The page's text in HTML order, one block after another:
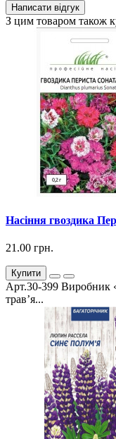
Написати відгук
З цим товаром також
Насіння гвоздика
21.00 грн.
Купити
Арт.30-399 Виробник
трав’я...